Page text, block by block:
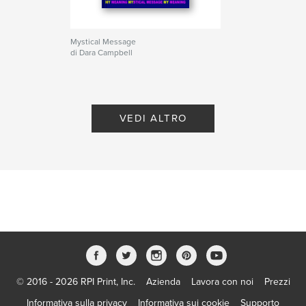
Mystical Message
di Dara Campbell
VEDI ALTRO
© 2016 - 2026 RPI Print, Inc. Azienda Lavora con noi
Prezzi
Informativa sulla privacy
Informativa sui cookie Supporto